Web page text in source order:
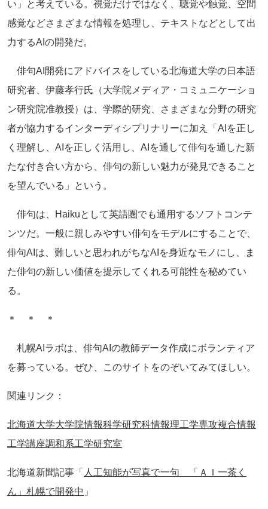
い」と考えている。視覚だけではなく、聴覚や触覚、空間
感覚などさまざまな情報を処理し、テキストなどとして出
力するAIの開発だ。
俳句AI開発にアドバイスをしている北海道大学の日本語
研究者、伊藤孝行氏（大学院メディア・コミュニケーショ
ン研究院准教授）は、学際的研究、さまざまな分野の研究
者が協力するインターディシプリナリーに加え「AIを正し
く理解し、AIを正しく活用し、AIを通して俳句を通した新
たな付き合い方から、俳句の新しい魅力が発見できること
を望んでいる」という。
俳句は、Haikuとして英語圏でも通用するソフトコンテ
ンツだ。一般に親しみやすい俳句をモデルにすることで、
俳句AIは、難しいと思われがちなAIを身近なモノにし、ま
た俳句の新しい価値を提示してくれる可能性を秘めてい
る。
＊ ＊ ＊
札幌AIラボは、俳句AIの教師データ作成にボランティア
を募っている。ぜひ、このサイトをのぞいてみてほしい。
関連リンク：
北海道大学大学院情報科学研究科情報理工学専攻複合情報
工学講座調和系工学研究室
北海道新聞記事「 人工知能が写真で一句 「ＡＩ一茶く
ん」札幌で開発中 」